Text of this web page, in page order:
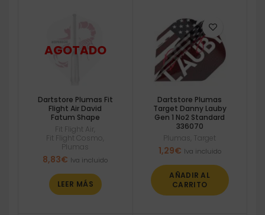
Dartstore Plumas Fit
Flight Air David
Fatum Shape
Fit Flight Air
Fit Flight Cosmo
Plumas
8,83€ Iva incluido
LEER MÁS
Dartstore Plumas
Target Danny Lauby
Gen 1 No2 Standard
336070
Plumas Target
1,29€ Iva incluido
AÑADIR AL
CARRITO